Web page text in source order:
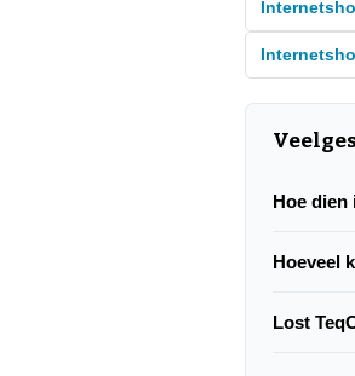
Hoe dien
Hoeveel
Lost